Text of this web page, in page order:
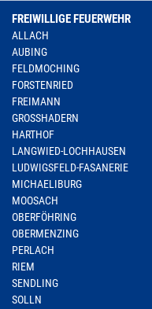
FREIWILLIGE FEUERWEHR
ALLACH
AUBING
FELDMOCHING
FORSTENRIED
FREIMANN
GROSSHADERN
HARTHOF
LANGWIED-LOCHHAUSEN
LUDWIGSFELD-FASANERIE
MICHAELIBURG
MOOSACH
OBERFÖHRING
OBERMENZING
PERLACH
RIEM
SENDLING
SOLLN